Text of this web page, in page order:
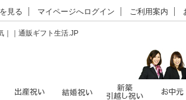
見る マイページへログイン ご利用案内
｜通販ギフト生活.JP